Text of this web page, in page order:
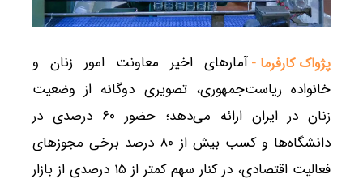
پژواک کارفرما - آمارهای اخیر معاونت امور زنان و
خانواده ریاست‌جمهوری، تصویری دوگانه از وضعیت
زنان در ایران ارائه می‌دهد؛ حضور ۶۰ درصدی در
دانشگاه‌ها و کسب بیش از ۸۰ درصد برخی مجوزهای
فعالیت اقتصادی، در کنار سهم کمتر از ۱۵ درصدی از بازار